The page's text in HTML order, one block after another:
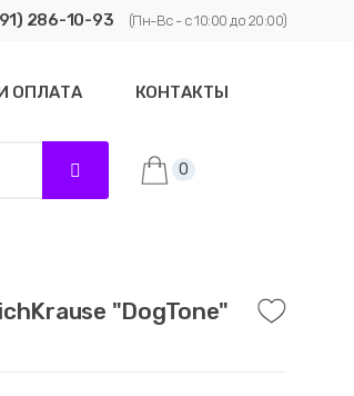
286-10-93 (Пн-Вс - с 10:00 до 20:00)
ОПЛАТА КОНТАКТЫ
0
"DogTone"